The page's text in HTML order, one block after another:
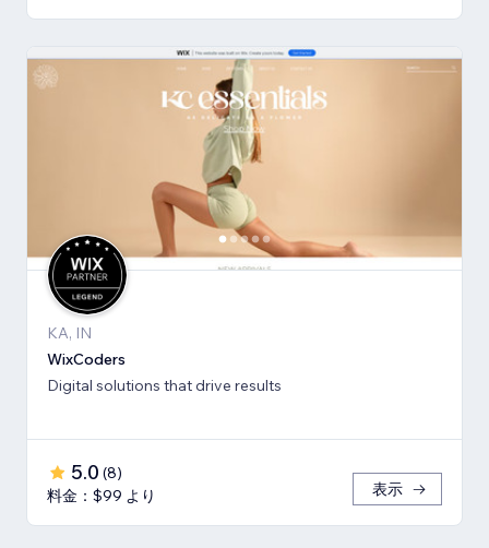
KA, IN
WixCoders
Digital solutions that drive results
5.0 (8)
料金：$99 より
表示